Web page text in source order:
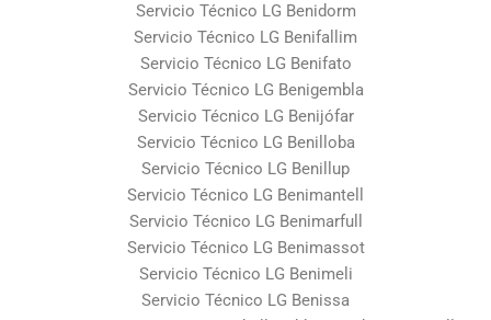
Servicio Técnico LG Benidorm
Servicio Técnico LG Benifallim
Servicio Técnico LG Benifato
Servicio Técnico LG Benigembla
Servicio Técnico LG Benijófar
Servicio Técnico LG Benilloba
Servicio Técnico LG Benillup
Servicio Técnico LG Benimantell
Servicio Técnico LG Benimarfull
Servicio Técnico LG Benimassot
Servicio Técnico LG Benimeli
Servicio Técnico LG Benissa